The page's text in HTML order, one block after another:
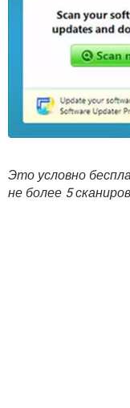
Это условно
не более 5